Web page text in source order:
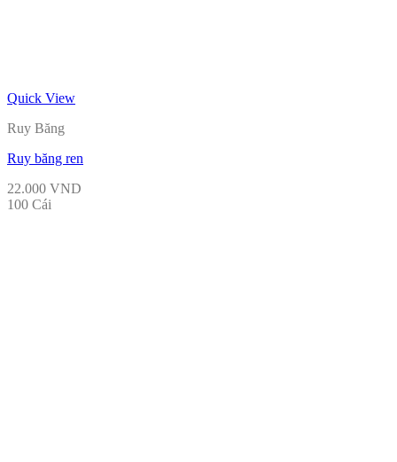
Quick View
Ruy Băng
Ruy băng ren
22.000 VND
100 Cái